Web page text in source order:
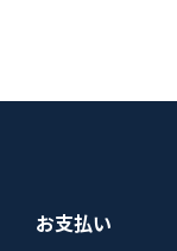
お支払い